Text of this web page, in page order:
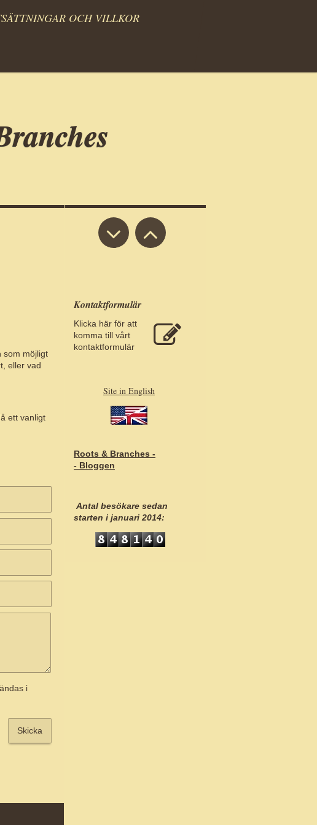
OCH VILLKOR
som möjligt
eller vad
ett vanligt
i
Kontaktformulär
Klicka här för att
komma till vårt
kontaktformulär
Site in English
Roots & Branches -
- Bloggen
Antal besökare sedan
starten i januari 2014: